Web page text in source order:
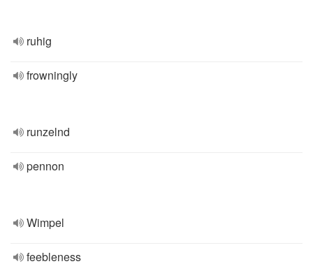
ruhig
frowningly
runzelnd
pennon
Wimpel
feebleness